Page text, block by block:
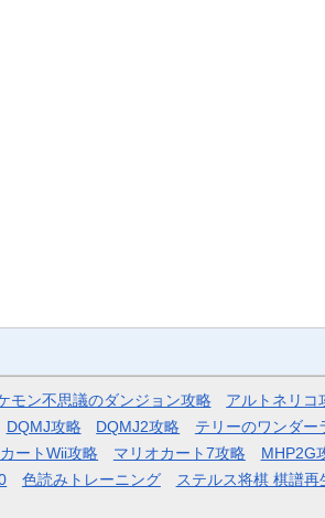
モン不思議のダンジョン攻略 アルトネリコ
DQMJ攻略 DQMJ2攻略 テリーのワンダー
ートWii攻略 マリオカート7攻略 MHP2G
色読みトレーニング ステルス将棋 棋譜再